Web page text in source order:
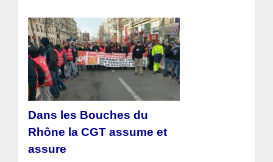
Dans les Bouches du
Rhône la CGT assume et
assure